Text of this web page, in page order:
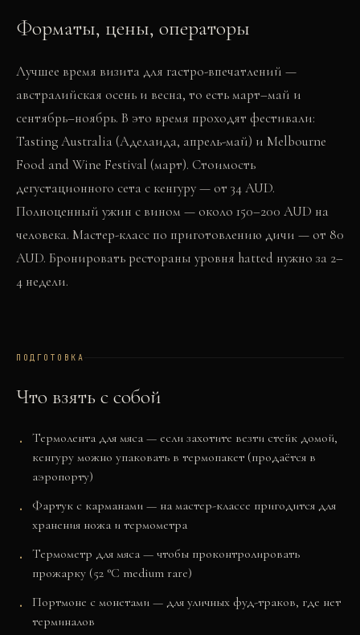
Форматы, цены, операторы
Лучшее время визита для гастро-впечатлений —
австралийская осень и весна, то есть март–май и
сентябрь–ноябрь. В это время проходят фестивали:
Tasting Australia (Аделаида, апрель-май) и Melbourne
Food and Wine Festival (март). Стоимость
дегустационного сета с кенгуру — от 34 AUD.
Полноценный ужин с вином — около 150–200 AUD на
человека. Мастер-класс по приготовлению дичи — от 80
AUD. Бронировать рестораны уровня hatted нужно за 2–
4 недели.
ПОДГОТОВКА
Что взять с собой
Термолента для мяса — если захотите везти стейк домой,
кенгуру можно упаковать в термопакет (продаётся в
аэропорту)
Фартук с карманами — на мастер-классе пригодится для
хранения ножа и термометра
Термометр для мяса — чтобы проконтролировать
прожарку (52 °C medium rare)
Портмоне с монетами — для уличных фуд-траков, где нет
терминалов